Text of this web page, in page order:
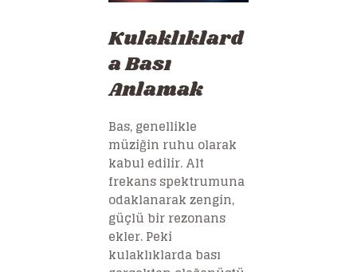
Kulaklıklard
a Bası
Anlamak
Bas, genellikle
müziğin ruhu olarak
kabul edilir. Alt
frekans spektrumuna
odaklanarak zengin,
güçlü bir rezonans
ekler. Peki
kulaklıklarda bası